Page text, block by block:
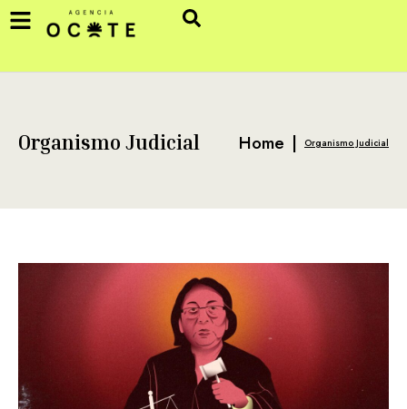
Organismo Judicial Home | Organismo Judicial